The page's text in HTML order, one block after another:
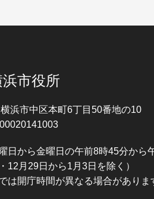
市役所
横浜市中区本町6丁目50番地の10
日から金曜日の午前8時45分から
12月29日から1月3日を除く）
は開庁時間が異なる場合がありま